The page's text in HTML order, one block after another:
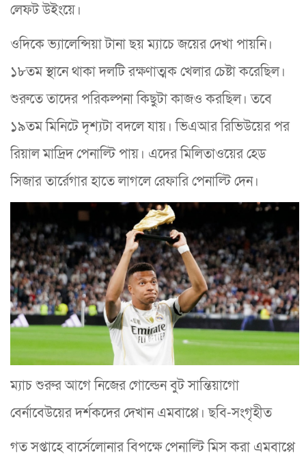
লেফট উইংয়ে।
ওদিকে ভ্যালেন্সিয়া টানা ছয় ম্যাচে জয়ের দেখা পায়নি।
১৮তম স্থানে থাকা দলটি রক্ষণাত্মক খেলার চেষ্টা করেছিল।
শুরুতে তাদের পরিকল্পনা কিছুটা কাজও করছিল। তবে
১৯তম মিনিটে দৃশ্যটা বদলে যায়। ভিএআর রিভিউয়ের পর
রিয়াল মাদ্রিদ পেনাল্টি পায়। এদের মিলিতাওয়ের হেড
সিজার তার্রেগার হাতে লাগলে রেফারি পেনাল্টি দেন।
ম্যাচ শুরুর আগে নিজের গোল্ডেন বুট সান্তিয়াগো
বের্নাবেউয়ের দর্শকদের দেখান এমবাপ্পে। ছবি-সংগৃহীত
গত সপ্তাহে বার্সেলোনার বিপক্ষে পেনাল্টি মিস করা এমবাপ্পে